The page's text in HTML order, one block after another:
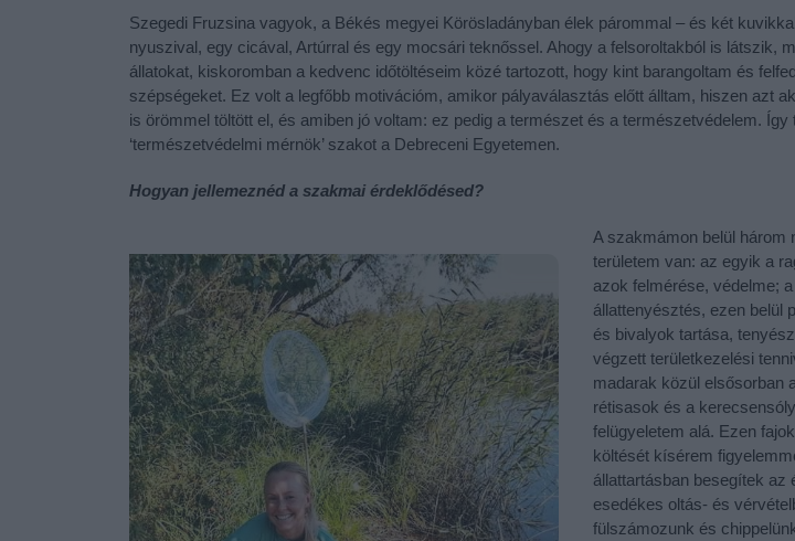
Szegedi Fruzsina vagyok, a Békés megyei Körösladányban élek párommal – és két
nyuszival, egy cicával, Artúrral és egy mocsári teknőssel. Ahogy a felsoroltakból is látszik,
állatokat, kiskoromban a kedvenc időtöltéseim közé tartozott, hogy kint barangoltam és
szépségeket. Ez volt a legfőbb motivációm, amikor pályaválasztás előtt álltam, hiszen azt
is örömmel töltött el, és amiben jó voltam: ez pedig a természet és a természetvédelem. Így
‘természetvédelmi mérnök’ szakot a Debreceni Egyetemen.
Hogyan jellemeznéd a szakmai érdeklődésed?
A szakmámon belül három
területem van: az egyik a
azok felmérése, védelme;
állattenyésztés, ezen belül
és bivalyok tartása,
végzett területkezelési
madarak közül elsősorban
rétisasok és a
felügyeletem alá. Ezen
költését kísérem
állattartásban besegítek az
esedékes oltás- és
fülszámozunk és